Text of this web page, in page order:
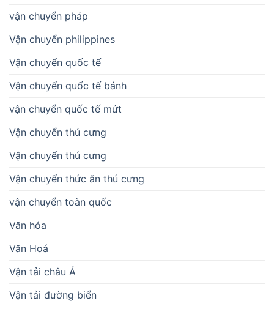
vận chuyển pháp
Vận chuyển philippines
Vận chuyển quốc tế
Vận chuyển quốc tế bánh
vận chuyển quốc tế mứt
Vận chuyển thú cưng
Vận chuyển thú cưng
Vận chuyển thức ăn thú cưng
vận chuyển toàn quốc
Văn hóa
Văn Hoá
Vận tải châu Á
Vận tải đường biển